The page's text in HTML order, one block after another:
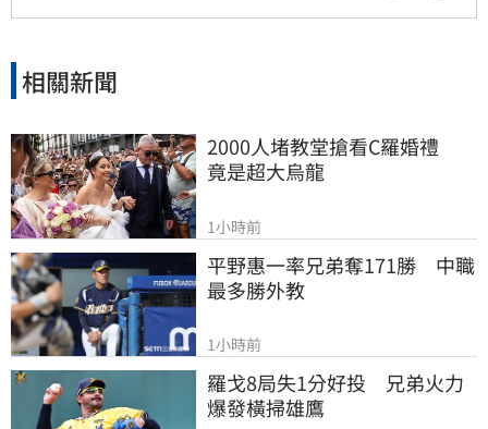
相關新聞
2000人堵教堂搶看C羅婚禮
竟是超大烏龍
1小時前
平野惠一率兄弟奪171勝　中職
最多勝外教
1小時前
羅戈8局失1分好投　兄弟火力
爆發橫掃雄鷹